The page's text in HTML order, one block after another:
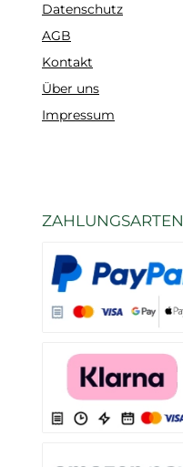
Datenschutz
AGB
Kontakt
Über uns
Impressum
ZAHLUNGSARTEN